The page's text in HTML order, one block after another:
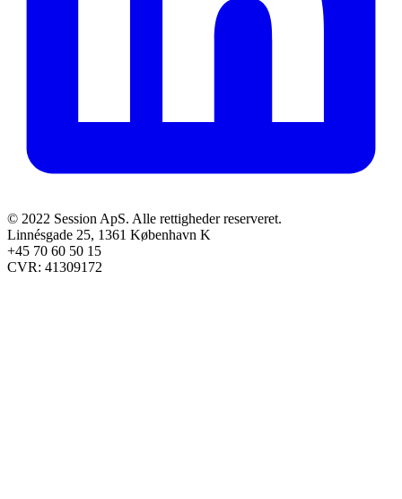
© 2022 Session ApS. Alle rettigheder reserveret.
Linnésgade 25, 1361 København K
+45 70 60 50 15
CVR: 41309172